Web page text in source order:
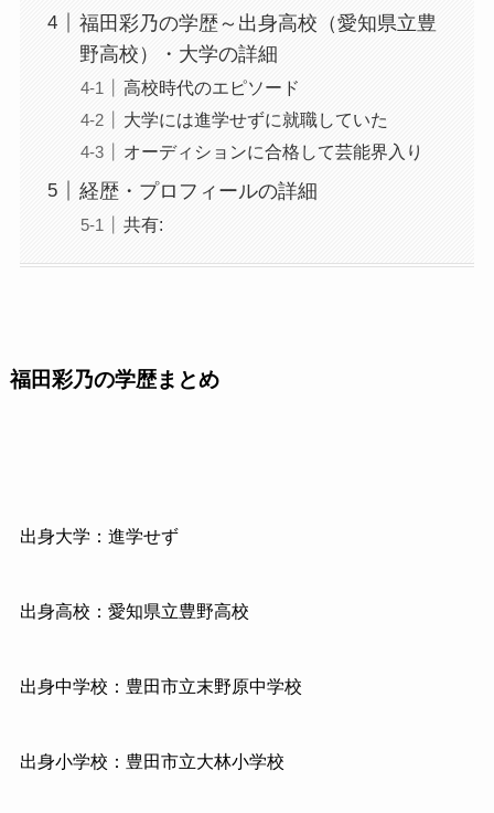
福田彩乃の学歴～出身高校（愛知県立豊
野高校）・大学の詳細
高校時代のエピソード
大学には進学せずに就職していた
オーディションに合格して芸能界入り
経歴・プロフィールの詳細
共有:
福田彩乃の学歴まとめ
出身大学：進学せず
出身高校：愛知県立豊野高校
出身中学校：豊田市立末野原中学校
出身小学校：豊田市立大林小学校